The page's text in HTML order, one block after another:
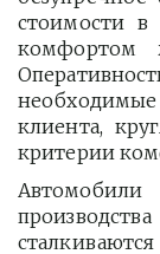
стоимости
комфортом
клиента,
критерии